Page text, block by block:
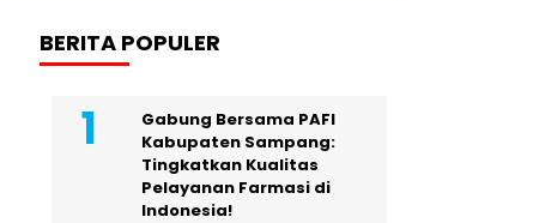
BERITA POPULER
Gabung Bersama PAFI
Kabupaten Sampang:
Tingkatkan Kualitas
Pelayanan Farmasi di
Indonesia!